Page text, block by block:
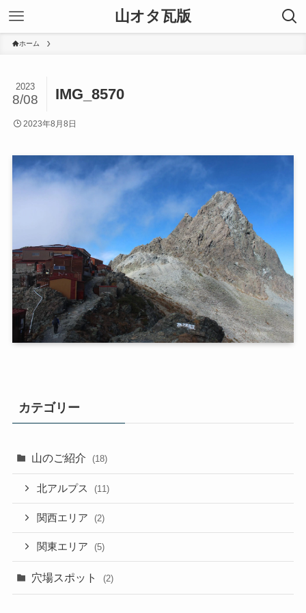
山オタ瓦版
ホーム
IMG_8570
2023
8/08
2023年8月8日
カテゴリー
山のご紹介 (18)
北アルプス (11)
関西エリア (2)
関東エリア (5)
穴場スポット (2)